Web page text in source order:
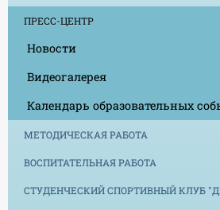
ПРЕСС-ЦЕНТР
Новости
Видеогалерея
Календарь образовательных
МЕТОДИЧЕСКАЯ РАБОТА
ВОСПИТАТЕЛЬНАЯ РАБОТА
СТУДЕНЧЕСКИЙ СПОРТИВНЫЙ КЛУБ